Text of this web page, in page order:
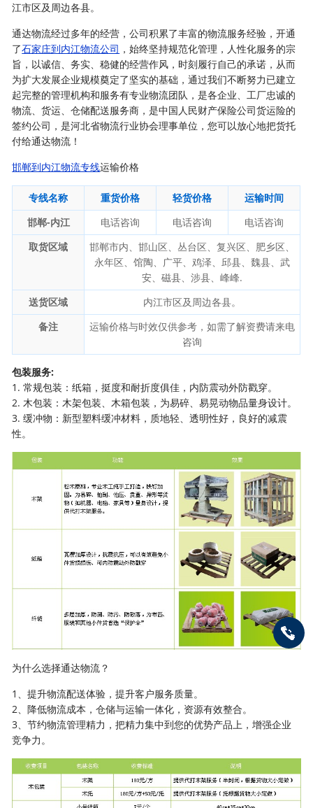
江市区及周边各县。
通达物流经过多年的经营，公司积累了丰富的物流服务经验，开通
了石家庄到内江物流公司 ，始终坚持规范化管理，人性化服务的宗
旨，以诚信、务实、稳健的经营作风，时刻履行自己的承诺，从而
为扩大发展企业规模奠定了坚实的基础，通过我们不断努力已建立
起完整的管理机构和服务有专业物流团队，是各企业、工厂忠诚的
物流、货运、仓储配送服务商，是中国人民财产保险公司货运险的
签约公司，是河北省物流行业协会理事单位，您可以放心地把货托
付给通达物流！
邯郸到内江物流专线运输价格
专线名称 重货价格 轻货价格
运输时间
邯郸-内江
电话咨询 电话咨询
电话咨询
取货区域
邯郸市内、邯山区、丛台区、复兴区、肥乡区、
永年区、馆陶、广平、鸡泽、邱县、魏县、武
安、磁县、涉县、峰峰.
送货区域
内江市区及周边各县。
备注
运输价格与时效仅供参考，如需了解资费请来电
咨询
包装服务:
1. 常规包装：纸箱，挺度和耐折度俱佳，内防震动外防戳穿。
2. 木包装：木架包装、木箱包装，为易碎、易晃动物品量身设计。
3. 缓冲物：新型塑料缓冲材料，质地轻、透明性好，良好的减震
性。
为什么选择通达物流？
1、提升物流配送体验，提升客户服务质量。
2、降低物流成本，仓储与运输一体化，资源有效整合。
3、节约物流管理精力，把精力集中到您的优势产品上，增强企业
竞争力。